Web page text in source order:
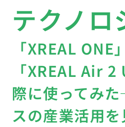
テクノロ
「XREAL ONE
「XREAL Air
際に使ってみ
スの産業活用を